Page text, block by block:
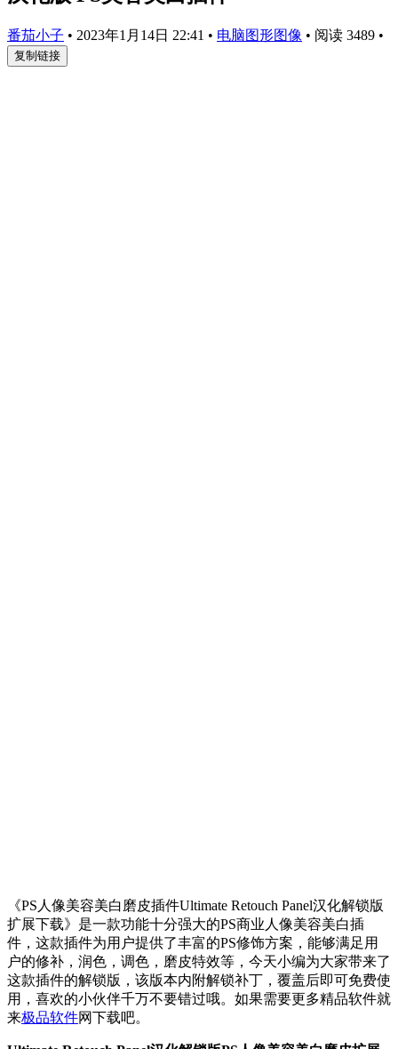
番茄小子 • 2023年1月14日 22:41 • 电脑图形图像 • 阅读 3489 •
复制链接
《PS人像美容美白磨皮插件Ultimate Retouch Panel汉化解锁版
扩展下载》是一款功能十分强大的PS商业人像美容美白插
件，这款插件为用户提供了丰富的PS修饰方案，能够满足用
户的修补，润色，调色，磨皮特效等，今天小编为大家带来了
这款插件的解锁版，该版本内附解锁补丁，覆盖后即可免费使
用，喜欢的小伙伴千万不要错过哦。如果需要更多精品软件就
来极品软件网下载吧。